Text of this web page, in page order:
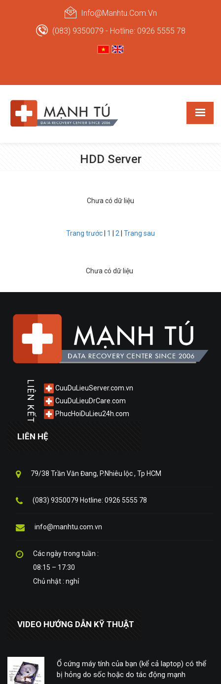
Info@manhtu.com.vn
(083) 9350079 - Hotline: 0926 5555 78
HDD Server
Chưa có dữ liệu
Trang trước 1 2 Trang sau
Chưa có dữ liệu
LIÊN KẾT
CuuDuLieuServer.com.vn
CuuDuLieuDrCare.com
PhucHoiDuLieu24h.com
LIÊN HỆ
79/38 Trần Văn Đang, P.Nhiêu lộc , Tp HCM
(083) 9350079 Hotline: 0926 5555 78
info@manhtu.com.vn
Các ngày trong tuần :
08:15 – 17:30
Chủ nhật : nghỉ
VIDEO HƯỚNG DẪN KỸ THUẬT
Ổ cứng máy tính của bạn (kể cả laptop) có thể
bị hỏng do sốc hoặc do tác động mạnh